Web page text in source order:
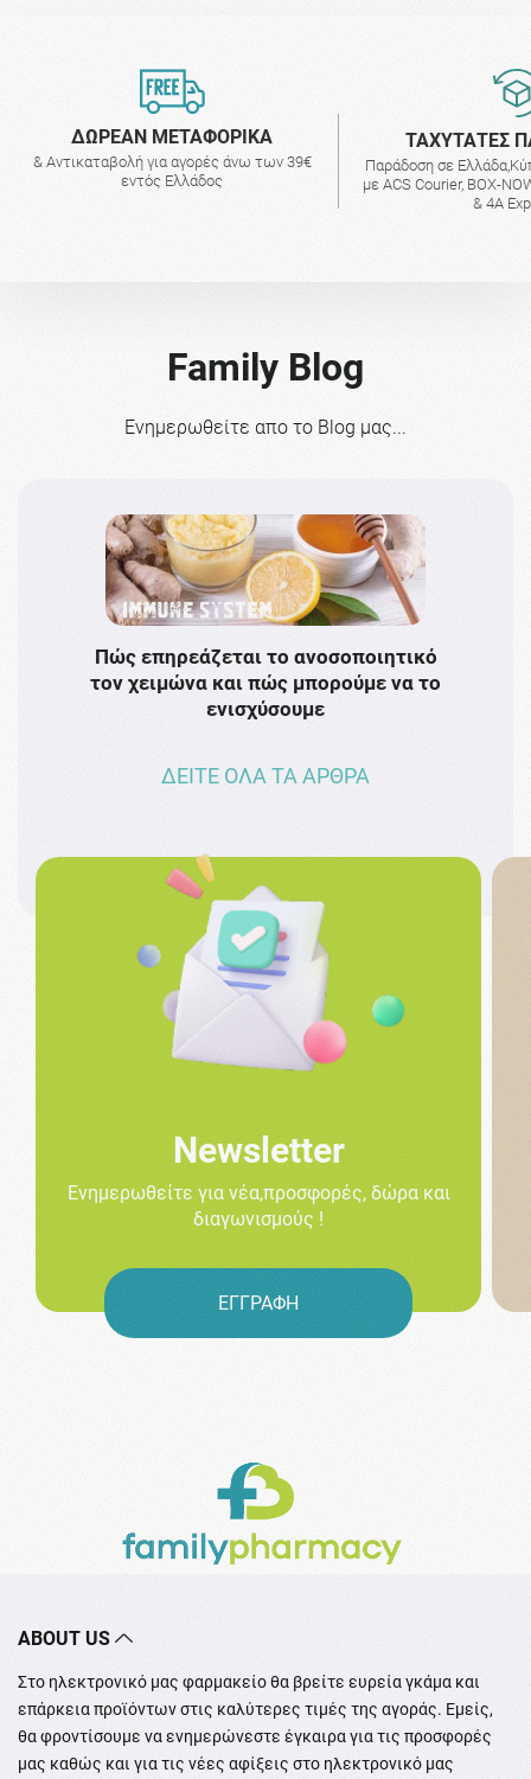
ΔΩΡΕΑΝ ΜΕΤΑΦΟΡΙΚΑ
& Αντικαταβολή για αγορές άνω των 39€
εντός Ελλάδος
ΤΑΧΥΤΑΤΕΣ
Παράδοση σε
με ACS Courier, BOX-
& 4A
Family Blog
Ενημερωθείτε απο το Blog μας...
Πώς επηρεάζεται το ανοσοποιητικό
τον χειμώνα και πώς μπορούμε να το
ενισχύσουμε
ΔΕΙΤΕ ΟΛΑ ΤΑ ΑΡΘΡΑ
Newsletter
Ενημερωθείτε για νέα,προσφορές, δώρα και
διαγωνισμούς !
ΕΓΓΡΑΦΗ
ABOUT US
Στο ηλεκτρονικό μας φαρμακείο θα βρείτε ευρεία γκάμα και
επάρκεια προϊόντων στις καλύτερες τιμές της αγοράς. Εμείς,
θα φροντίσουμε να ενημερώνεστε έγκαιρα για τις προσφορές
μας καθώς και για τις νέες αφίξεις στο ηλεκτρονικό μας